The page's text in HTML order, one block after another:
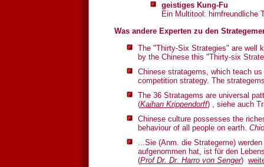
geistiges Kung-Fu
Ein Multitool: hirnfreundliche
Was andere Experten zu den
The "Thirty-Six Strategies" are well
by the Chinese this "Thirty-six
Chinese stratagems, which teach
competition strategy. The
The 36 Stratagems are universal
(Kaihan Krippendorff) , siehe auch
Chinese culture possesses the
behaviour of all people on earth.
...Sie (Anm. die Strategeme)
aufgenommen hat, ist für den
(Prof Dr. Dr. Harro von Senger)